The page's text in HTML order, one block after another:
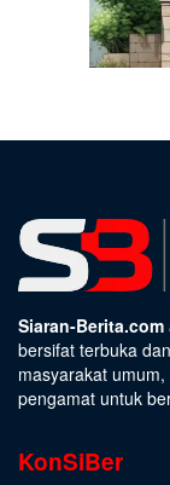
Siaran-Berita.com
bersifat terbuka
masyarakat
pengamat untuk
KonSiBer